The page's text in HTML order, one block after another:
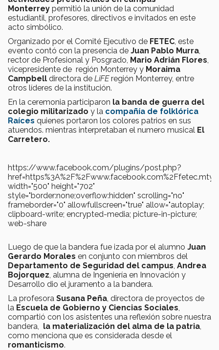
Monterrey permitió la unión de la comunidad
estudiantil, profesores, directivos e invitados en este
acto simbólico.
Organizado por el Comité Ejecutivo de FETEC , este
evento contó con la presencia de Juan Pablo Murra
rector de Profesional y Posgrado, Mario Adrián Flores
vicepresidente de región Monterrey y Moraima
Campbell directora de LiFEregión Monterrey, entre
otros líderes de la institución.
En la ceremonia participaron la banda de guerra del
colegio militarizado y la compañía de folklórica
Raíces quienes portaron los colores patrios en sus
atuendos. mientras interpretaban el numero musical El
Carretero.
https://www.facebook.com/plugins/post.php?
width="500" height="702"
style="border:none;overflow:hidden" scrolling="no"
frameborder="0" allowfullscreen="true" allow="autoplay;
clipboard-write; encrypted-media; picture-in-picture;
web-share
Luego de que la bandera fue izada por el alumno Juan
Gerardo Morales en conjunto con miembros del
Departamento de Seguridad del campus Andrea
Bojorquez , alumna de Ingeniería en Innovación y
Desarrollo dio el juramento a la bandera.
La profesora Susana Peña , directora de proyectos de
la Escuela de Gobierno y Ciencias Sociales
compartió con los asistentes una reflexión sobre nuestra
bandera,
la materialización del alma de la patria
como menciona que es considerada desde el
romanticismo.